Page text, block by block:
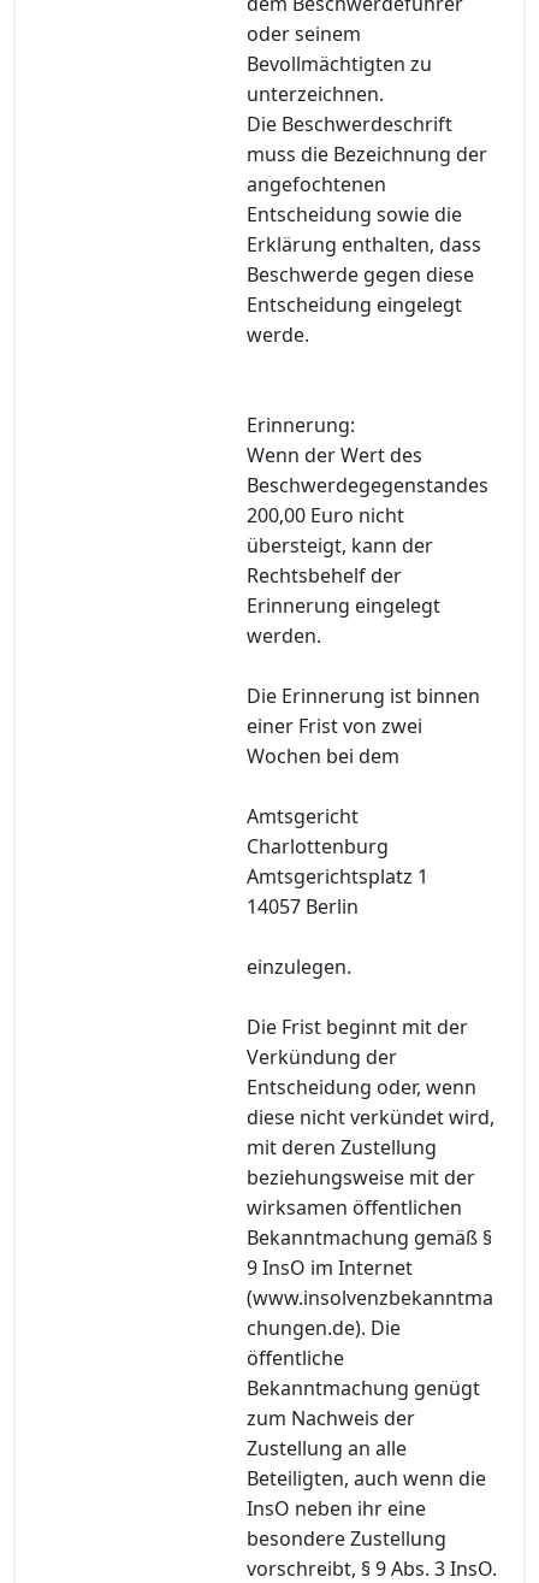
oder seinem
Bevollmächtigten zu
unterzeichnen.
Die Beschwerdeschrift
muss die Bezeichnung der
angefochtenen
Entscheidung sowie die
Erklärung enthalten, dass
Beschwerde gegen diese
Entscheidung eingelegt
werde.
Erinnerung:
Wenn der Wert des
Beschwerdegegenstandes
200,00 Euro nicht
übersteigt, kann der
Rechtsbehelf der
Erinnerung eingelegt
werden.
Die Erinnerung ist binnen
einer Frist von zwei
Wochen bei dem
Amtsgericht
Charlottenburg
Amtsgerichtsplatz 1
14057 Berlin
einzulegen.
Die Frist beginnt mit der
Verkündung der
Entscheidung oder, wenn
diese nicht verkündet wird,
mit deren Zustellung
beziehungsweise mit der
wirksamen öffentlichen
Bekanntmachung gemäß §
9 InsO im Internet
(www.insolvenzbekanntma
chungen.de). Die
öffentliche
Bekanntmachung genügt
zum Nachweis der
Zustellung an alle
Beteiligten, auch wenn die
InsO neben ihr eine
besondere Zustellung
vorschreibt, § 9 Abs. 3 InsO.